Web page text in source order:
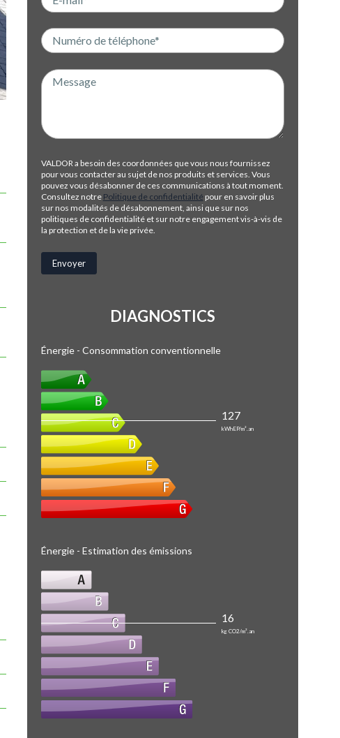
VALDOR a besoin des coordonnées que vous nous fournissez
pour vous contacter au sujet de nos produits et services. Vous
pouvez vous désabonner de ces communications à tout moment.
Consultez notre Politique de confidentialité pour en savoir plus
sur nos modalités de désabonnement, ainsi que sur nos
politiques de confidentialité et sur notre engagement vis-à-vis de
la protection et de la vie privée.
DIAGNOSTICS
Énergie - Consommation conventionnelle
127
kWhEP/m².an
Énergie - Estimation des émissions
16
kg CO2/m².an